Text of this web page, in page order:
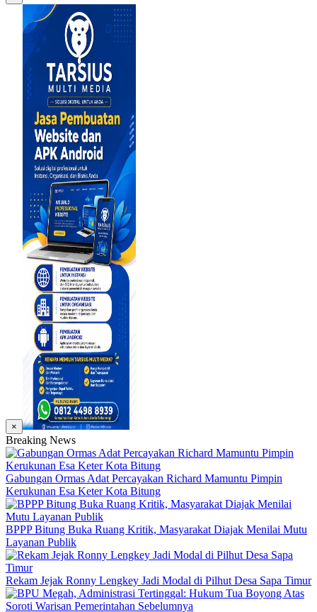
×
Breaking News
Gabungan Ormas Adat Percayakan Richard Mamuntu Pimpin
Kerukunan Esa Keter Kota Bitung
BPPP Bitung Buka Ruang Kritik, Masyarakat Diajak Menilai Mutu
Layanan Publik
Rekam Jejak Ronny Lengkey Jadi Modal di Pilhut Desa Sapa Timur